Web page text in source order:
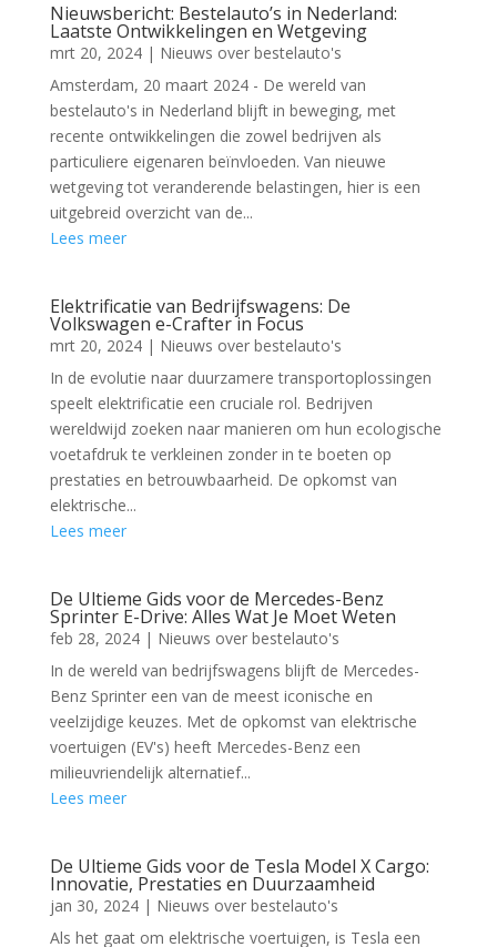
Nieuwsbericht: Bestelauto’s in Nederland:
Laatste Ontwikkelingen en Wetgeving
mrt 20, 2024| Nieuws over bestelauto's
Amsterdam, 20 maart 2024 - De wereld van
bestelauto's in Nederland blijft in beweging, met
recente ontwikkelingen die zowel bedrijven als
particuliere eigenaren beïnvloeden. Van nieuwe
wetgeving tot veranderende belastingen, hier is een
uitgebreid overzicht van de...
Lees meer
Elektrificatie van Bedrijfswagens: De
Volkswagen e-Crafter in Focus
mrt 20, 2024| Nieuws over bestelauto's
In de evolutie naar duurzamere transportoplossingen
speelt elektrificatie een cruciale rol. Bedrijven
wereldwijd zoeken naar manieren om hun ecologische
voetafdruk te verkleinen zonder in te boeten op
prestaties en betrouwbaarheid. De opkomst van
elektrische...
Lees meer
De Ultieme Gids voor de Mercedes-Benz
Sprinter E-Drive: Alles Wat Je Moet Weten
feb 28, 2024| Nieuws over bestelauto's
In de wereld van bedrijfswagens blijft de Mercedes-
Benz Sprinter een van de meest iconische en
veelzijdige keuzes. Met de opkomst van elektrische
voertuigen (EV's) heeft Mercedes-Benz een
milieuvriendelijk alternatief...
Lees meer
De Ultieme Gids voor de Tesla Model X Cargo:
Innovatie, Prestaties en Duurzaamheid
jan 30, 2024| Nieuws over bestelauto's
Als het gaat om elektrische voertuigen, is Tesla een